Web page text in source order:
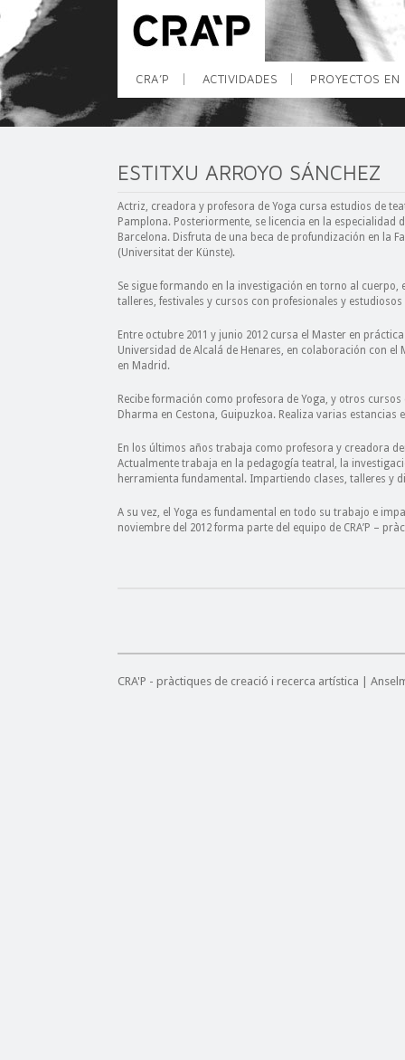
CRA’P ACTIVIDADES PROYECTOS EN
ESTITXU ARROYO SÁNCHEZ
Actriz, creadora y profesora de Yoga cursa estudios de
Pamplona. Posteriormente, se licencia en la especialidad
Barcelona. Disfruta de una beca de profundización en la
(Universitat der Künste).
Se sigue formando en la investigación en torno al
talleres, festivales y cursos con profesionales y
Entre octubre 2011 y junio 2012 cursa el Master en
Universidad de Alcalá de Henares, en colaboración con el
en Madrid.
Recibe formación como profesora de Yoga, y otros
Dharma en Cestona, Guipuzkoa. Realiza varias
En los últimos años trabaja como profesora y creadora
Actualmente trabaja en la pedagogía teatral, la
herramienta fundamental. Impartiendo clases, talleres y
A su vez, el Yoga es fundamental en todo su trabajo e
noviembre del 2012 forma parte del equipo de CRA’P –
CRA'P - pràctiques de creació i recerca artística |